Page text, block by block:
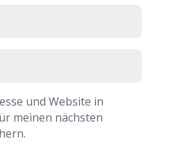
und Website in
meinen nächsten